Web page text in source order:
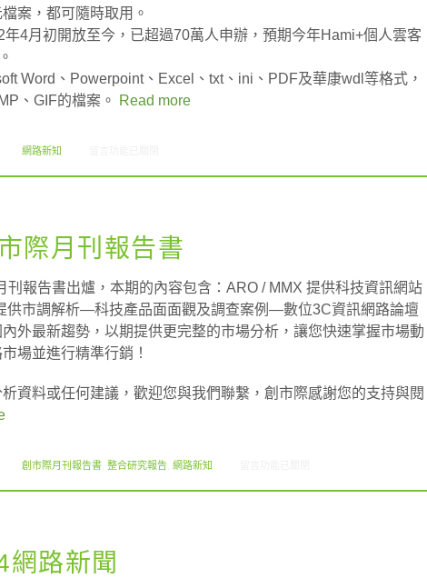
案，都可隨時取用。
4月初開放至今，已超過70萬人申辦，預期今年Hami+個人雲客
Word、Powerpoint、Excel、txt、ini、PDF及華康wdl等格式，
、GIF的檔案。
Read more
網路新知
際月刊報告書
刊報告書出爐，本期的內容包含：ARO / MMX 提供科技資訊網站
供市調解析—科技產品面面觀及調查案例—數位3C資訊網路論壇
外最新趨勢，以期提供更完整的市場分析，讓您快速掌握市場動
場並進行精準行銷！
資料或任何建議，歡迎您與我們聯繫，創市際感謝您的支持與閱
創市際月刊報告書 整合研究報告 網路新知
路新聞